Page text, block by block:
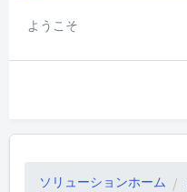
ようこそ
ソリューションホーム